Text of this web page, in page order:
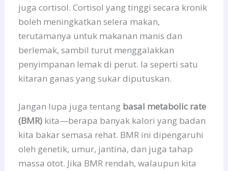
juga cortisol. Cortisol yang tinggi secara kronik
boleh meningkatkan selera makan,
terutamanya untuk makanan manis dan
berlemak, sambil turut menggalakkan
penyimpanan lemak di perut. Ia seperti satu
kitaran ganas yang sukar diputuskan.
Jangan lupa juga tentang basal metabolic rate
(BMR) kita—berapa banyak kalori yang badan
kita bakar semasa rehat. BMR ini dipengaruhi
oleh genetik, umur, jantina, dan juga tahap
massa otot. Jika BMR rendah, walaupun kita